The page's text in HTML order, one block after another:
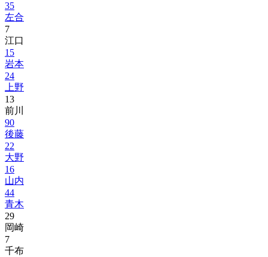
35
左合
7
江口
15
岩本
24
上野
13
前川
90
後藤
22
大野
16
山内
44
青木
29
岡崎
7
千布